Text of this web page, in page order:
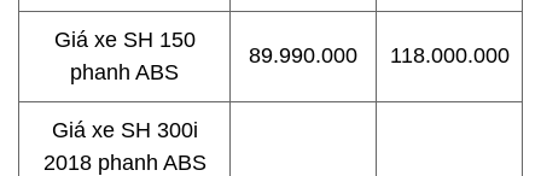
Giá xe SH 150
phanh ABS
89.990.000 118.000.000
Giá xe SH 300i
2018 phanh ABS